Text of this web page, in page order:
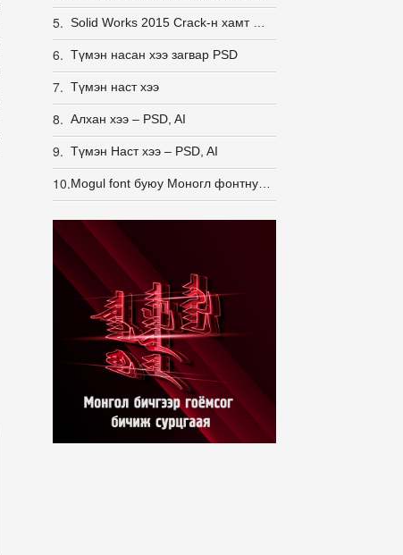
5.
6. Түмэн насан хээ загвар PSD
7. Түмэн наст хээ
8. Алхан хээ – PSD, AI
9. Түмэн Наст хээ – PSD, AI
10.